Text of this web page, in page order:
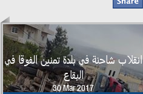
انقلاب شاحنة في بلدة تمنين الفوقا في
البقاع
30 Mar 2017